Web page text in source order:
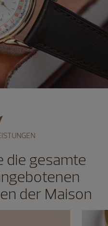
die gesamte
der Maison